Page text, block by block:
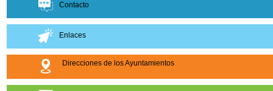
Contacto
Enlaces
Direcciones de los Ayuntamientos